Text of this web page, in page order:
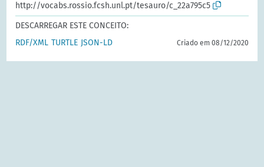
http://vocabs.rossio.fcsh.unl.pt/tesauro/c_22a795c5
DESCARREGAR ESTE CONCEITO:
RDF/XML TURTLE JSON-LD Criado em 08/12/2020